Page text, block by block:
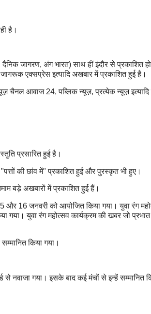
है।
जागरण, अंग भारत) साथ हीं इंदौर से प्रकाशित
एक्सप्रेस इत्यादि अखबार में प्रकाशित हुई है।
चैनल आवाज 24, पब्लिक न्यूज़, प्रत्येक न्यूज़
प्रसारित हुई है।
की छांव में" प्रकाशित हुई और पुरस्कृत भी हुए।
बड़े अखबारों में प्रकाशित हुई हैं।
और 16 जनवरी को आयोजित किया गया। युवा रंग
गया। युवा रंग महोत्सव कार्यक्रम की खबर जो
पर सम्मानित किया गया।
से नवाजा गया। इसके बाद कई मंचों से इन्हें सम्मानित